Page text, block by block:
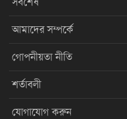
আমাদের সম্পর্কে
গোপনীয়তা নীতি
শর্তাবলী
যোগাযোগ করুন